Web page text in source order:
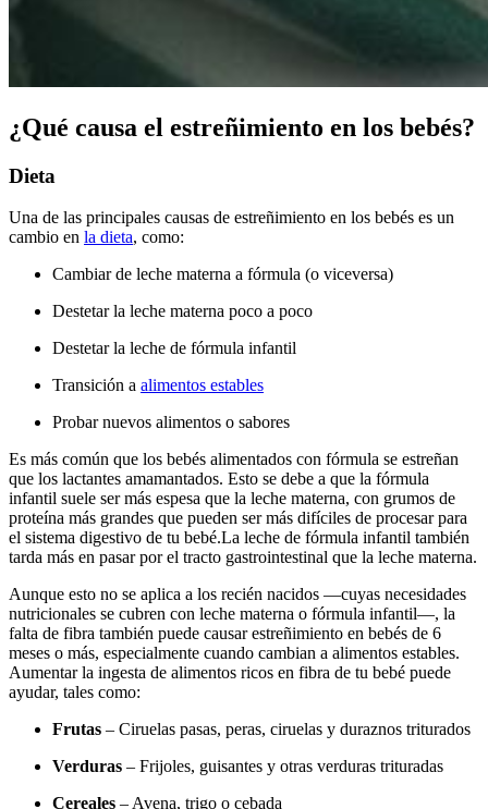
¿Qué causa el estreñimiento en los bebés?
Dieta
Una de las principales causas de estreñimiento en los bebés es un
cambio en la dieta, como:
Cambiar de leche materna a fórmula (o viceversa)
Destetar la leche materna poco a poco
Destetar la leche de fórmula infantil
Transición a alimentos estables
Probar nuevos alimentos o sabores
Es más común que los bebés alimentados con fórmula se estreñan
que los lactantes amamantados. Esto se debe a que la fórmula
infantil suele ser más espesa que la leche materna, con grumos de
proteína más grandes que pueden ser más difíciles de procesar para
el sistema digestivo de tu bebé.La leche de fórmula infantil también
tarda más en pasar por el tracto gastrointestinal que la leche materna.
Aunque esto no se aplica a los recién nacidos —cuyas necesidades
nutricionales se cubren con leche materna o fórmula infantil—, la
falta de fibra también puede causar estreñimiento en bebés de 6
meses o más, especialmente cuando cambian a alimentos estables.
Aumentar la ingesta de alimentos ricos en fibra de tu bebé puede
ayudar, tales como:
Frutas – Ciruelas pasas, peras, ciruelas y duraznos triturados
Verduras – Frijoles, guisantes y otras verduras trituradas
Cereales – Avena, trigo o cebada